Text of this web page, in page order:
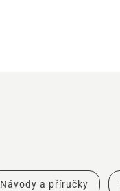
Návody a příručky